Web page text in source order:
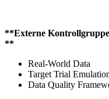
**Externe
**
Real-World Data
Target Trial
Data Quality